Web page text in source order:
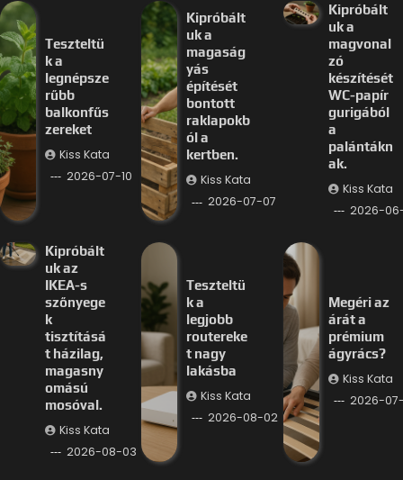
Teszteltü
k a
legnépsze
rűbb
balkonfűs
zereket
Kiss Kata
2026-07-10
Kipróbált
uk a
magaság
yás
építését
bontott
raklapokb
ól a
kertben.
Kiss Kata
2026-07-07
Kipróbált
uk a
magvonal
zó
készítését
WC-papír
gurigából
a
palántákn
ak.
Kiss Kata
2026-
Kipróbált
uk az
IKEA-s
szőnyege
k
tisztításá
t házilag,
magasny
omású
mosóval.
Kiss Kata
2026-08-03
Teszteltü
k a
legjobb
routereke
t nagy
lakásba
Kiss Kata
2026-08-02
Megéri az
árát a
prémium
ágyrács?
Kiss Kata
2026-